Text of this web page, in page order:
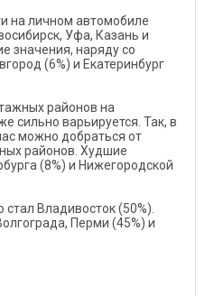
на личном автомобиле
Уфа, Казань и
значения, наряду со
(6%) и Екатеринбург
районов на
сильно варьируется. Так, в
можно добраться от
районов. Худшие
(8%) и Нижегородской
Владивосток (50%).
Перми (45%) и